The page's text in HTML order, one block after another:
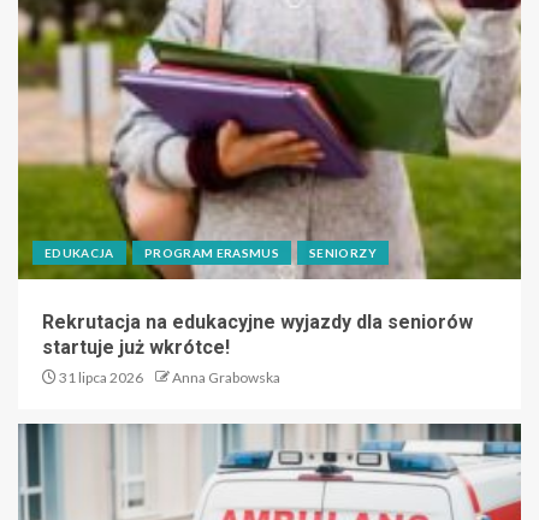
EDUKACJA PROGRAM ERASMUS SENIORZY
Rekrutacja na edukacyjne wyjazdy dla seniorów
startuje już wkrótce!
31 lipca 2026 Anna Grabowska